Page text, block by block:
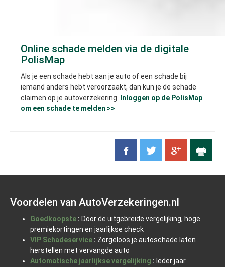
Online schade melden via de digitale
PolisMap
Als je een schade hebt aan je auto of een schade bij
iemand anders hebt veroorzaakt, dan kun je de schade
claimen op je autoverzekering.
Inloggen op de PolisMap
om een schade te melden >>
Voordelen van AutoVerzekeringen.nl
Goedkoopste : Door de uitgebreide vergelijking, hoge
premiekortingen en jaarlijkse check
VIP Schadeservice : Zorgeloos je autoschade laten
herstellen met vervangde auto
Automatische jaarlijkse vergelijking : Ieder jaar